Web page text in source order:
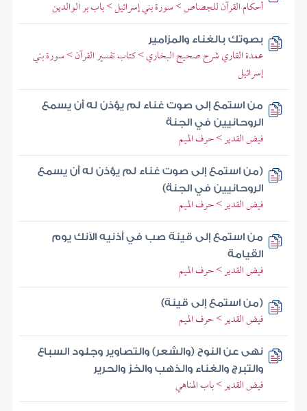
أحكام القرآن للجصاص > سورة بني إسرائيل > باب بر الوالدين
بصوتك بالغناء والمزامير
عمدة القاري شرح صحيح البخاري > كتاب تفسير القرآن > سورة بني
إسرائيل
من استمع إلى صوت غناء لم يؤذن له أن يسمع
الروحانيين في الجنة
فيض القدير > حرف الميم
(من استمع إلى صوت غناء لم يؤذن له أن يسمع
الروحانيين في الجنة)
فيض القدير > حرف الميم
من استمع إلى قينة صب في أذنيه الآنك يوم
القيامة
فيض القدير > حرف الميم
(من استمع إلى قينة)
فيض القدير > حرف الميم
نهى عن النوح (والشعر) والتصاوير وجلود السباع
والتبرج والغناء والذهب والخز والحرير
فيض القدير > باب المناهي